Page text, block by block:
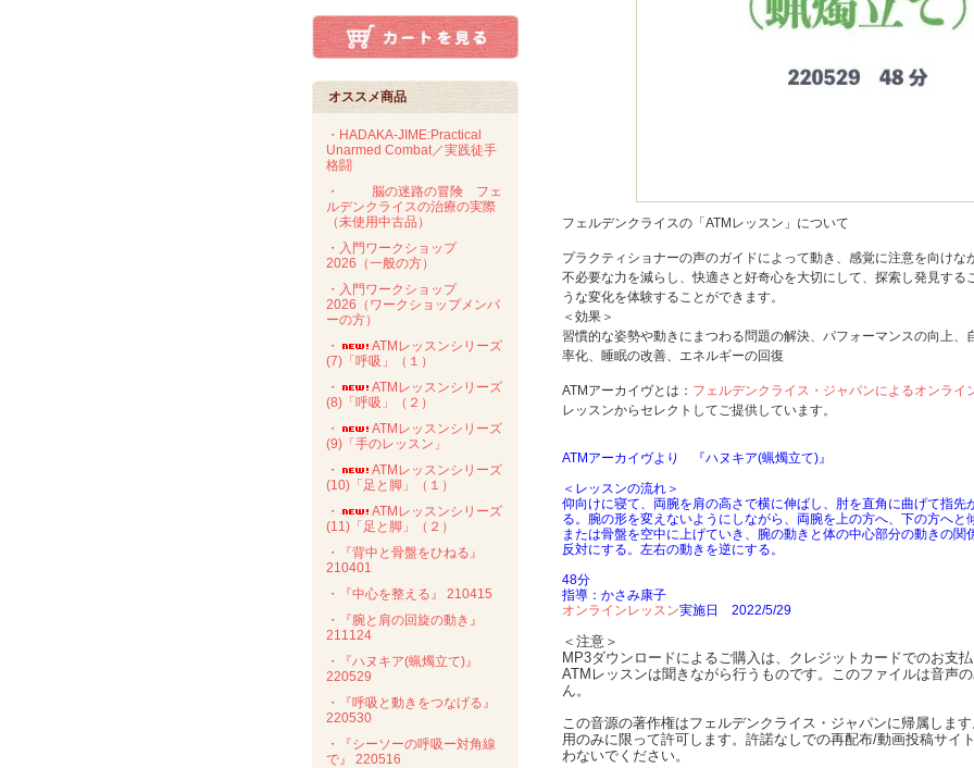
オススメ商品
・HADAKA-JIME:Practical
Unarmed Combat／実践徒手
格闘
・
脳の迷路の冒険 フェ
ルデンクライスの治療の実際
（未使用中古品）
・入門ワークショップ
2026（一般の方）
・入門ワークショップ
2026（ワークショップメンバ
ーの方）
・
ATMレッスンシリーズ
(7)「呼吸」（１）
・
ATMレッスンシリーズ
(8)「呼吸」（２）
・
ATMレッスンシリーズ
(9)「手のレッスン」
・
ATMレッスンシリーズ
(10)「足と脚」（１）
・
ATMレッスンシリーズ
(11)「足と脚」（２）
・『背中と骨盤をひねる』
210401
・『中心を整える』 210415
・『腕と肩の回旋の動き』
211124
・『ハヌキア(蝋燭立て)』
220529
・『呼吸と動きをつなげる』
220530
・『シーソーの呼吸ー対角線
で』 220516
フェルデンクライスの「ATMレッスン」について
プラクティショナーの声のガイドによって動き、感覚に注意を向けな
不必要な力を減らし、快適さと好奇心を大切にして、探索し発見する
うな変化を体験することができます。
＜効果＞
習慣的な姿勢や動きにまつわる問題の解決、パフォーマンスの向上、
率化、睡眠の改善、エネルギーの回復
ATMアーカイヴとは： フェルデンクライス・ジャパンによるオンライ
レッスンからセレクトしてご提供しています。
ATMアーカイヴより 『ハヌキア(蝋燭立て)』
＜レッスンの流れ＞
仰向けに寝て、両腕を肩の高さで横に伸ばし、肘を直角に曲げて指先
る。腕の形を変えないようにしながら、両腕を上の方へ、下の方へと
または骨盤を空中に上げていき、腕の動きと体の中心部分の動きの関
反対にする。左右の動きを逆にする。
48分
指導：かさみ康子
オンラインレッスン実施日 2022/5/29
＜注意＞
MP3ダウンロードによるご購入は、クレジットカードでのお支
ATMレッスンは聞きながら行うものです。このファイルは音声
ん。
この音源の著作権はフェルデンクライス・ジャパンに帰属しま
用のみに限って許可します。許諾なしでの再配布/動画投稿サイ
わないでください。